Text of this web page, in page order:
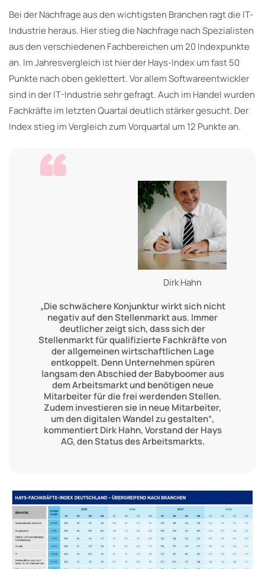
Bei der Nachfrage aus den wichtigsten Branchen ragt die IT-
Industrie heraus. Hier stieg die Nachfrage nach Spezialisten
aus den verschiedenen Fachbereichen um 20 Indexpunkte
an. Im Jahresvergleich ist hier der Hays-Index um fast 50
Punkte nach oben geklettert. Vor allem Softwareentwickler
sind in der IT-Industrie sehr gefragt. Auch im Handel wurden
Fachkräfte im letzten Quartal deutlich stärker gesucht. Der
Index stieg im Vergleich zum Vorquartal um 12 Punkte an.
Dirk Hahn
„Die schwächere Konjunktur wirkt sich nicht
negativ auf den Stellenmarkt aus. Immer
deutlicher zeigt sich, dass sich der
Stellenmarkt für qualifizierte Fachkräfte von
der allgemeinen wirtschaftlichen Lage
entkoppelt. Denn Unternehmen spüren
langsam den Abschied der Babyboomer aus
dem Arbeitsmarkt und benötigen neue
Mitarbeiter für die frei werdenden Stellen.
Zudem investieren sie in neue Mitarbeiter,
um den digitalen Wandel zu gestalten“,
kommentiert Dirk Hahn, Vorstand der Hays
AG, den Status des Arbeitsmarkts.